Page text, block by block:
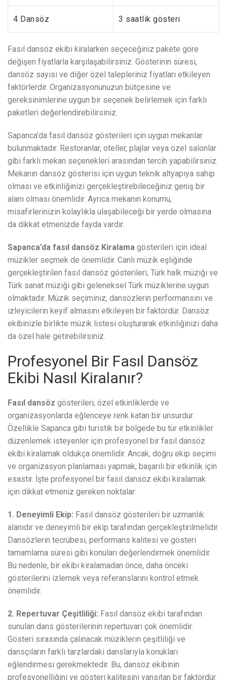
4 Dansöz 3 saatlik gösteri
Fasıl dansöz ekibi kiralarken seçeceğiniz pakete göre
değişen fiyatlarla karşılaşabilirsiniz. Gösterinin süresi,
dansöz sayısı ve diğer özel talepleriniz fiyatları etkileyen
faktörlerdir. Organizasyonunuzun bütçesine ve
gereksinimlerine uygun bir seçenek belirlemek için farklı
paketleri değerlendirebilirsiniz.
Sapanca’da fasıl dansöz gösterileri için uygun mekanlar
bulunmaktadır. Restoranlar, oteller, plajlar veya özel salonlar
gibi farklı mekan seçenekleri arasından tercih yapabilirsiniz.
Mekanın dansöz gösterisi için uygun teknik altyapıya sahip
olması ve etkinliğinizi gerçekleştirebileceğiniz geniş bir
alanı olması önemlidir. Ayrıca mekanın konumu,
misafirlerinizin kolaylıkla ulaşabileceği bir yerde olmasına
da dikkat etmenizde fayda vardır.
Sapanca’da fasıl dansöz Kiralama gösterileri için ideal
müzikler seçmek de önemlidir. Canlı müzik eşliğinde
gerçekleştirilen fasıl dansöz gösterileri, Türk halk müziği ve
Türk sanat müziği gibi geleneksel Türk müziklerine uygun
olmaktadır. Müzik seçiminiz, dansözlerin performansını ve
izleyicilerin keyif almasını etkileyen bir faktördür. Dansöz
ekibinizle birlikte müzik listesi oluşturarak etkinliğinizi daha
da özel hale getirebilirsiniz.
Profesyonel Bir Fasıl Dansöz
Ekibi Nasıl Kiralanır?
Fasıl dansöz gösterileri, özel etkinliklerde ve
organizasyonlarda eğlenceye renk katan bir unsurdur.
Özellikle Sapanca gibi turistik bir bölgede bu tür etkinlikler
düzenlemek isteyenler için profesyonel bir fasıl dansöz
ekibi kiralamak oldukça önemlidir. Ancak, doğru ekip seçimi
ve organizasyon planlaması yapmak, başarılı bir etkinlik için
esastır. İşte profesyonel bir fasıl dansöz ekibi kiralamak
için dikkat etmeniz gereken noktalar:
1. Deneyimli Ekip: Fasıl dansöz gösterileri bir uzmanlık
alanıdır ve deneyimli bir ekip tarafından gerçekleştirilmelidir.
Dansözlerin tecrübesi, performans kalitesi ve gösteri
tamamlama süresi gibi konuları değerlendirmek önemlidir.
Bu nedenle, bir ekibi kiralamadan önce, daha önceki
gösterilerini izlemek veya referanslarını kontrol etmek
önemlidir.
2. Repertuvar Çeşitliliği: Fasıl dansöz ekibi tarafından
sunulan dans gösterilerinin repertuvarı çok önemlidir.
Gösteri sırasında çalınacak müziklerin çeşitliliği ve
dansçıların farklı tarzlardaki danslarıyla konukları
eğlendirmesi gerekmektedir. Bu, dansöz ekibinin
profesyonelliğini ve gösteri kalitesini yansıtan bir faktördür.